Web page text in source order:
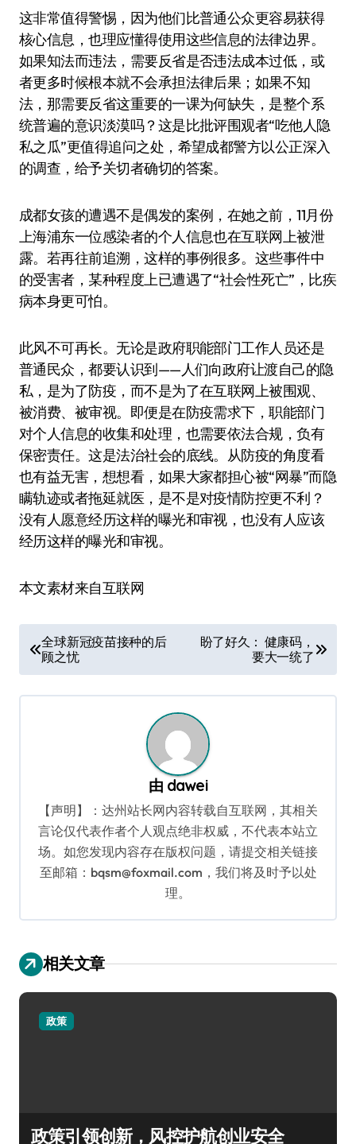
这非常值得警惕，因为他们比普通公众更容易获得
核心信息，也理应懂得使用这些信息的法律边界。
如果知法而违法，需要反省是否违法成本过低，或
者更多时候根本就不会承担法律后果；如果不知
法，那需要反省这重要的一课为何缺失，是整个系
统普遍的意识淡漠吗？这是比批评围观者“吃他人隐
私之瓜”更值得追问之处，希望成都警方以公正深入
的调查，给予关切者确切的答案。
成都女孩的遭遇不是偶发的案例，在她之前，11月份
上海浦东一位感染者的个人信息也在互联网上被泄
露。若再往前追溯，这样的事例很多。这些事件中
的受害者，某种程度上已遭遇了“社会性死亡”，比疾
病本身更可怕。
此风不可再长。无论是政府职能部门工作人员还是
普通民众，都要认识到——人们向政府让渡自己的隐
私，是为了防疫，而不是为了在互联网上被围观、
被消费、被审视。即便是在防疫需求下，职能部门
对个人信息的收集和处理，也需要依法合规，负有
保密责任。这是法治社会的底线。从防疫的角度看
也有益无害，想想看，如果大家都担心被“网暴”而隐
瞒轨迹或者拖延就医，是不是对疫情防控更不利？
没有人愿意经历这样的曝光和审视，也没有人应该
经历这样的曝光和审视。
本文素材来自互联网
章
导
全球新冠疫苗接种的后
顾之忧
盼了好久： 健康码，
要大一统了
由 dawei
【声明】：达州站长网内容转载自互联网，其相关
言论仅代表作者个人观点绝非权威，不代表本站立
场。如您发现内容存在版权问题，请提交相关链接
至邮箱：bqsm@foxmail.com，我们将及时予以处
理。
相关文章
政策
政策引领创新，风控护航创业安全